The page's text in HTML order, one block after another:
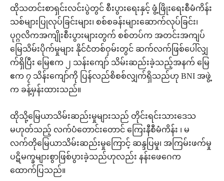
ထိုသတင်းစာရှင်းလင်းပွဲတွင် စီးပွားရေးနှင့် ဖွံ့ဖြိုးရေးစီမံကိန်း
သစ်များပြုလုပ်ခြင်းများ၊ စစ်စခန်းများဆောက်လုပ်ခြင်း၊
ပုဂ္ဂလိကအကျိုးစီးပွားများတွက် စစ်တပ်က အတင်းအကျပ်
မြေသိမ်းပိုက်မှုများ နိုင်ငံတစ်ဝှမ်းတွင် ဆက်လက်ဖြစ်ပေါ်လျှ
က်ရှိပြီး မြေဧက ၂ သန်းကျော် သိမ်းဆည်းခဲ့သည့်အနက် မြေ
ဧက ၇ သိန်းကျော်ကို ပြန်လည်စိစစ်လျှက်ရှိသည်ဟု BNI အဖွဲ့
က ခန့်မှန်းထားသည်။
ထိုသို့မြေယာသိမ်းဆည်းမှုများသည် တိုင်းရင်းသားဒေသ
မဟုတ်သည့် လက်ပံတောင်းတောင် ကြေးနီစီမံကိန်း ၊ မ
လက်တိုမြေယာသိမ်းဆည်းမှုကြောင့် ဆန္ဒပြမှု၊ အကြမ်းဖက်မှု
ပဋိမက္ခများစွာဖြစ်ပွားခဲ့သည်ဟုလည်း နန်းဖေဂေက
ထောက်ပြသည်။